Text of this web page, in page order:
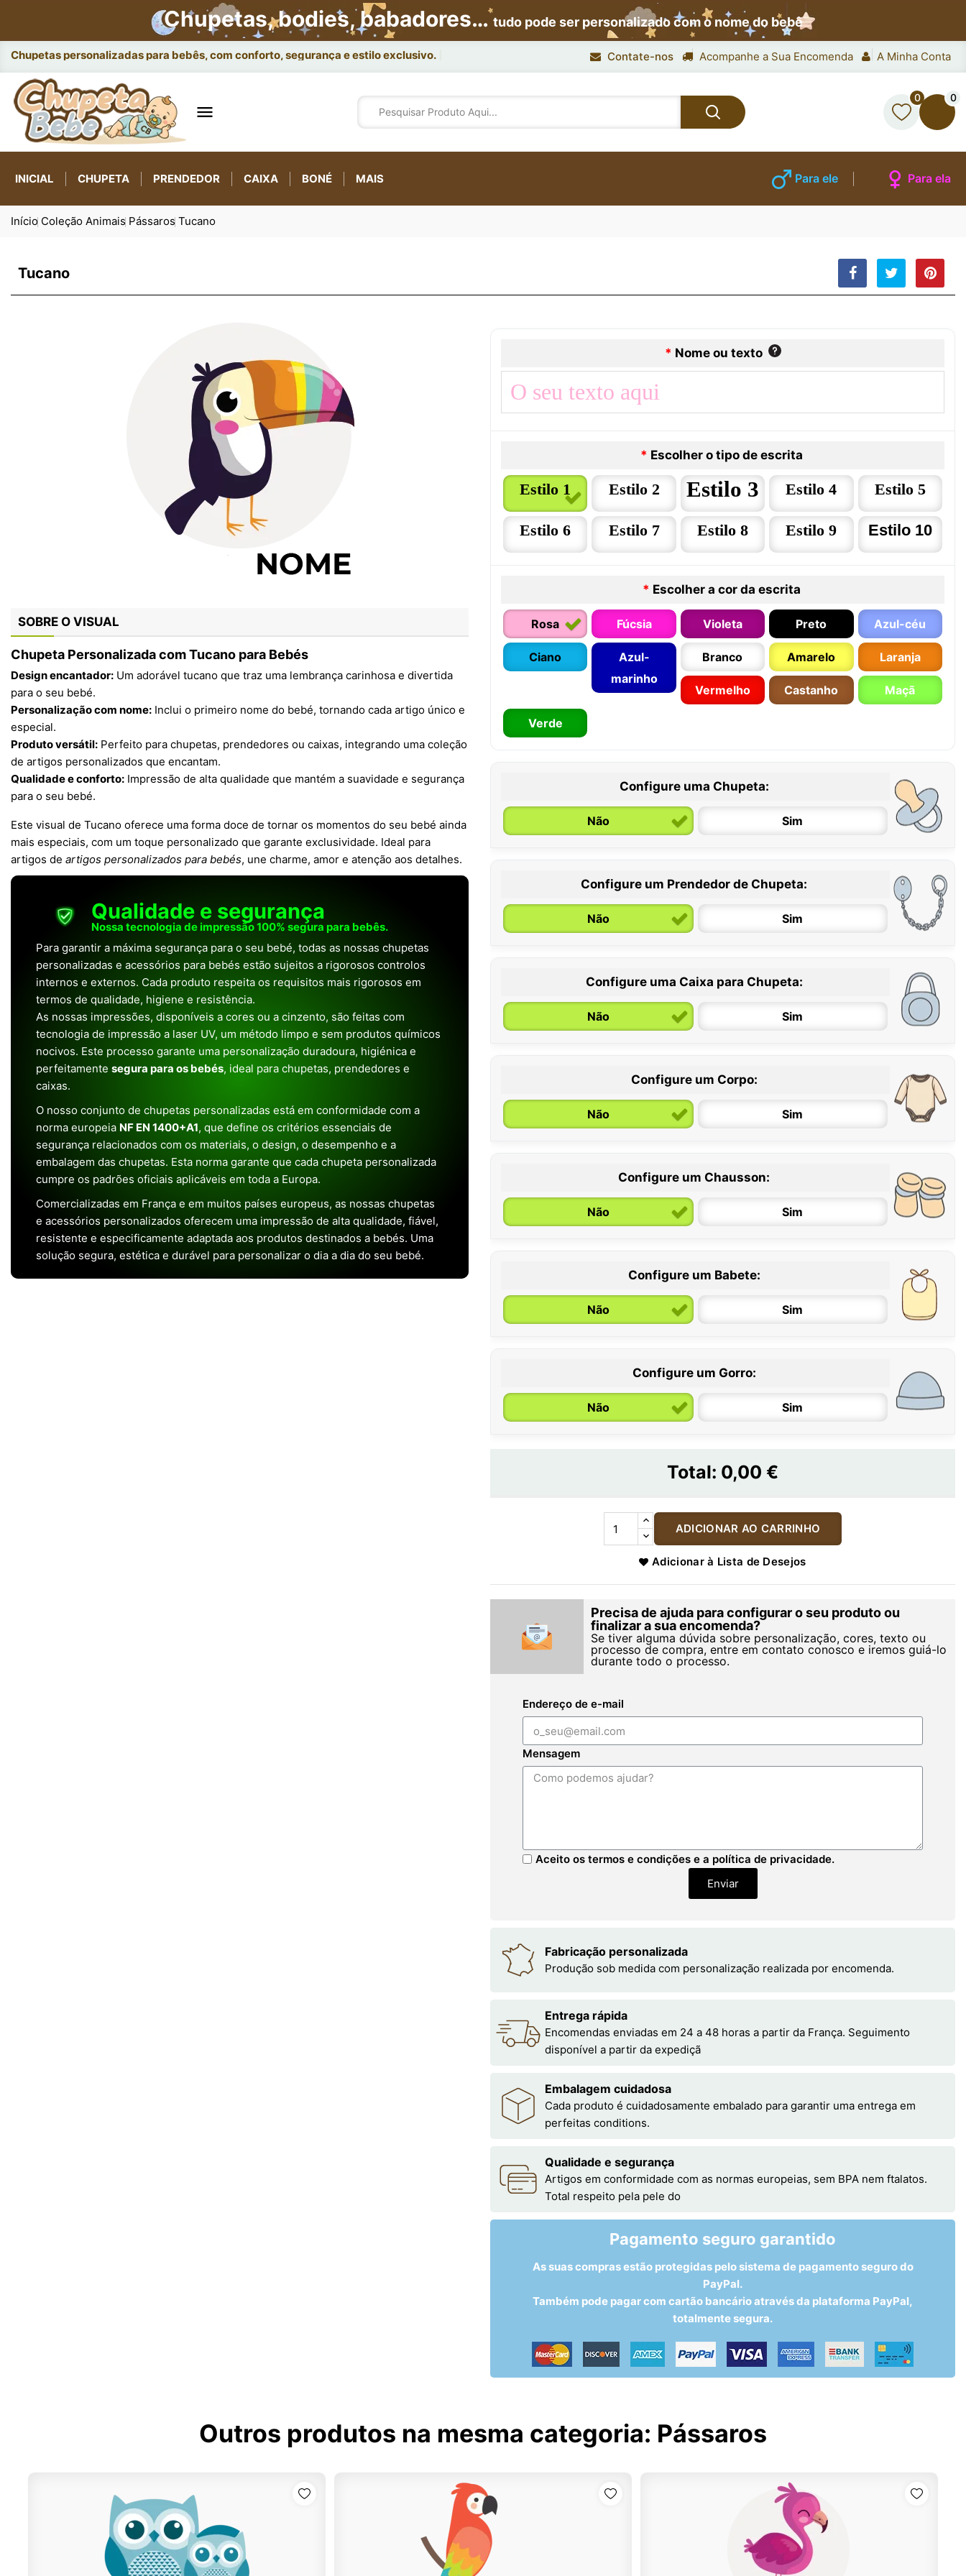
Chupetas, bodies, babadores…tudo pode ser personalizado com o nome do bebê
Chupetas personalizadas para bebês, com conforto, segurança e estilo exclusivo. Contate-nos Acompanhe a Sua Encomenda A Minha Conta

0 0
INICIAL CHUPETA PRENDEDOR CAIXA BONÉ MAIS Para ele Para ela
Início Coleção Animais Pássaros Tucano
Tucano
SOBRE O VISUAL
Chupeta Personalizada com Tucano para Bebés
Design encantador: Um adorável tucano que traz uma lembrança carinhosa e divertida
para o seu bebé.
Personalização com nome: Inclui o primeiro nome do bebé, tornando cada artigo único e
especial.
Produto versátil: Perfeito para chupetas, prendedores ou caixas, integrando uma coleção
de artigos personalizados que encantam.
Qualidade e conforto: Impressão de alta qualidade que mantém a suavidade e segurança
para o seu bebé.
Este visual de Tucano oferece uma forma doce de tornar os momentos do seu bebé ainda
mais especiais, com um toque personalizado que garante exclusividade. Ideal para
artigos de artigos personalizados para bebés, une charme, amor e atenção aos detalhes.
Qualidade e segurança
Nossa tecnologia de impressão 100% segura para bebês.
Para garantir a máxima segurança para o seu bebé, todas as nossas chupetas
personalizadas e acessórios para bebés estão sujeitos a rigorosos controlos
internos e externos. Cada produto respeita os requisitos mais rigorosos em
termos de qualidade, higiene e resistência.
As nossas impressões, disponíveis a cores ou a cinzento, são feitas com
tecnologia de impressão a laser UV, um método limpo e sem produtos químicos
nocivos. Este processo garante uma personalização duradoura, higiénica e
perfeitamente segura para os bebés, ideal para chupetas, prendedores e
caixas.
O nosso conjunto de chupetas personalizadas está em conformidade com a
norma europeia NF EN 1400+A1, que define os critérios essenciais de
segurança relacionados com os materiais, o design, o desempenho e a
embalagem das chupetas. Esta norma garante que cada chupeta personalizada
cumpre os padrões oficiais aplicáveis em toda a Europa.
Comercializadas em França e em muitos países europeus, as nossas chupetas
e acessórios personalizados oferecem uma impressão de alta qualidade, fiável,
resistente e especificamente adaptada aos produtos destinados a bebés. Uma
solução segura, estética e durável para personalizar o dia a dia do seu bebé.
* Nome ou texto
* Escolher o tipo de escrita
Estilo 1 Estilo 2 Estilo 3 Estilo 4 Estilo 5
Estilo 6 Estilo 7 Estilo 8 Estilo 9 Estilo 10
* Escolher a cor da escrita
Rosa Fúcsia Violeta Preto Azul-céu
Ciano
Azul-
marinho
Branco Amarelo Laranja
Vermelho Castanho Maçã
Verde
Configure uma Chupeta:
Não Sim
0 / 6 meses
Configure um Prendedor de Chupeta:
Não Sim
Configure uma Caixa para Chupeta:
Não Sim
Configure um Corpo:
Não Sim
6 / 12 meses 12 / 18 meses
Configure um Chausson:
Não Sim
Configure um Babete:
Não Sim
Configure um Gorro:
Não Sim
Total: 0,00 €
ADICIONAR AO CARRINHO
Adicionar à Lista de Desejos
Precisa de ajuda para configurar o seu produto ou
finalizar a sua encomenda?
Se tiver alguma dúvida sobre personalização, cores, texto ou
processo de compra, entre em contato conosco e iremos guiá-lo
durante todo o processo.
Endereço de e-mail
Mensagem
Aceito os termos e condições e a política de privacidade.
Enviar
Fabricação personalizada
Produção sob medida com personalização realizada por encomenda.
Entrega rápida
Encomendas enviadas em 24 a 48 horas a partir da França. Seguimento
disponível a partir da expediçã
Embalagem cuidadosa
Cada produto é cuidadosamente embalado para garantir uma entrega em
perfeitas conditions.
Qualidade e segurança
Artigos em conformidade com as normas europeias, sem BPA nem ftalatos.
Total respeito pela pele do
Pagamento seguro garantido
As suas compras estão protegidas pelo sistema de pagamento seguro do
PayPal.
Também pode pagar com cartão bancário através da plataforma PayPal,
totalmente segura.
Outros produtos na mesma categoria: Pássaros